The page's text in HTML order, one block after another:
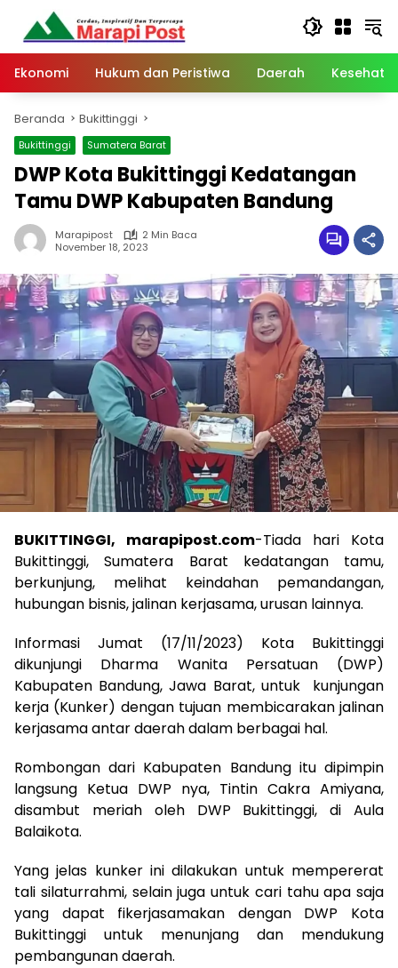
Langsung
konten
Ekonomi
Hukum dan Peristiwa Daerah
Beranda Bukittinggi
Bukittinggi Sumatera Barat
DWP Kota Bukittinggi Kedatangan
Tamu DWP Kabupaten Bandung
Marapipost
2 Min Baca
November 18, 2023
BUKITTINGGI, marapipost.com-Tiada hari Kota
Bukittinggi, Sumatera Barat kedatangan tamu,
berkunjung, melihat keindahan pemandangan,
hubungan bisnis, jalinan kerjasama, urusan lainnya.
Informasi Jumat (17/11/2023) Kota Bukittinggi
dikunjungi Dharma Wanita Persatuan (DWP)
Kabupaten Bandung, Jawa Barat, untuk kunjungan
kerja (Kunker) dengan tujuan membicarakan jalinan
kerjasama antar daerah dalam berbagai hal.
Rombongan dari Kabupaten Bandung itu dipimpin
langsung Ketua DWP nya, Tintin Cakra Amiyana,
disambut meriah oleh DWP Bukittinggi, di Aula
Balaikota.
Yang jelas kunker ini dilakukan untuk mempererat
tali silaturrahmi, selain juga untuk cari tahu apa saja
yang dapat fikerjasamakan dengan DWP Kota
Bukittinggi untuk menunjang dan mendukung
pembangunan daerah.